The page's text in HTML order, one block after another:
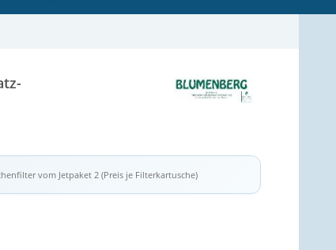
vom Jetpaket 2 (Preis je Filterkartusche)